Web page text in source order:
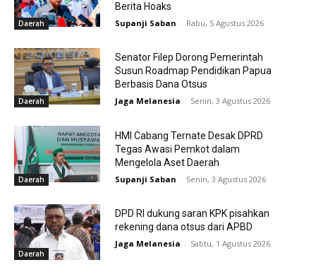
Daerah
Berita Hoaks
Supanji Saban - Rabu, 5 Agustus 2026
Daerah
Senator Filep Dorong Pemerintah
Susun Roadmap Pendidikan Papua
Berbasis Dana Otsus
Jaga Melanesia - Senin, 3 Agustus 2026
Daerah
HMI Cabang Ternate Desak DPRD
Tegas Awasi Pemkot dalam
Mengelola Aset Daerah
Supanji Saban - Senin, 3 Agustus 2026
Daerah
DPD RI dukung saran KPK pisahkan
rekening dana otsus dari APBD
Jaga Melanesia - Sabtu, 1 Agustus 2026